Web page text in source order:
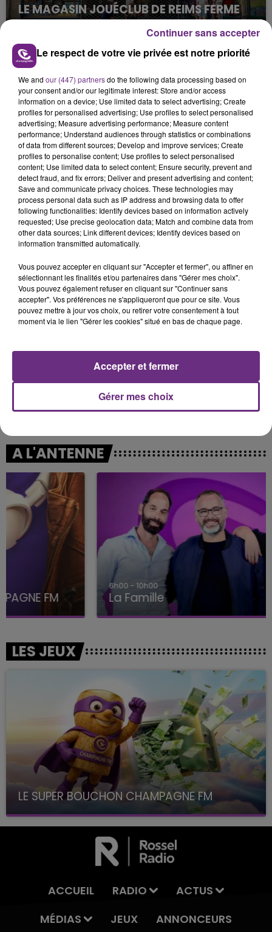
LE MAGASIN JOUÉCLUB DE REIMS FERME
SES PORTES
C'était l'une des institutions du centre-ville
rémois. Le magasin JouéClub est contraint de
fermer ses portes.
TITRES DIFFUSÉS
17h03
17h03
JAMES ARTHUR
Impossible
17h00
17h00
JENNIFER LOPEZ & DAVID GUETTA
16h56
16h56
RED HOT CHILI PEPPERS
By The Way
16h52
16h52
La Traversee
A L'ANTENNE
6h00 - 10h00
La Famille
LES JEUX
LE SUPER BOUCHON CHAMPAGNE FM
avec La Famille Champagne FM, à 8H10
ACCUEIL RADIO
ACTUS
MÉDIAS
JEUX ANNONCEURS
Le respect de votre vie privée est notre priorité
We and our (447) partnersdo the following data processing based on
your consent and/or our legitimate interest: Store and/or access
information on a device; Use limited data to select advertising; Create
profiles for personalised advertising; Use profiles to select personalised
advertising; Measure advertising performance; Measure content
performance; Understand audiences through statistics or combinations
of data from different sources; Develop and improve services; Create
profiles to personalise content; Use profiles to select personalised
content; Use limited data to select content; Ensure security, prevent and
detect fraud, and fix errors; Deliver and present advertising and content;
Save and communicate privacy choices. These technologies may
process personal data such as IP address and browsing data to offer
following functionalities: Identify devices based on information actively
requested; Use precise geolocation data; Match and combine data from
other data sources; Link different devices; Identify devices based on
information transmitted automatically.
Vous pouvez accepter en cliquant sur "Accepter et fermer", ou affiner en
sélectionnant les finalités et/ou partenaires dans "Gérer mes choix".
Vous pouvez également refuser en cliquant sur "Continuer sans
accepter". Vos préférences ne s'appliqueront que pour ce site. Vous
pouvez mettre à jour vos choix, ou retirer votre consentement à tout
moment via le lien "Gérer les cookies" situé en bas de chaque page.
Gérer mes choix
Accepter et fermer
Continuer sans accepter